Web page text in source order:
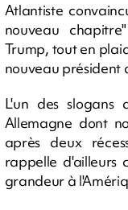
Atlantiste
nouveau
Trump, tout en
nouveau président
L'un des
Allemagne dont
après deux
rappelle d'ailleurs
grandeur à